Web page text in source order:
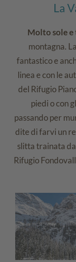
La
Molto sole
montagna.
fantastico e
linea e con le
del Rifugio
piedi o con
passando per
dite di farvi un
slitta trainata
Rifugio